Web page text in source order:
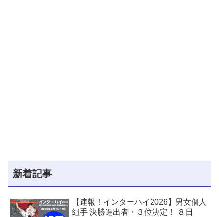
新着記事
【速報！インターハイ2026】男女個人
組手 決勝進出者・３位決定！ ８日